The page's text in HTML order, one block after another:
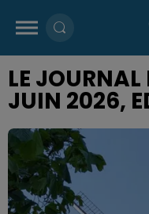
LE
JUIN 2026,